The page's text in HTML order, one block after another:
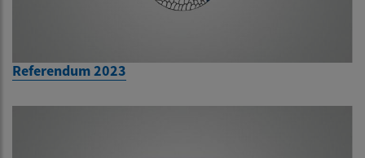
Referendum 2023